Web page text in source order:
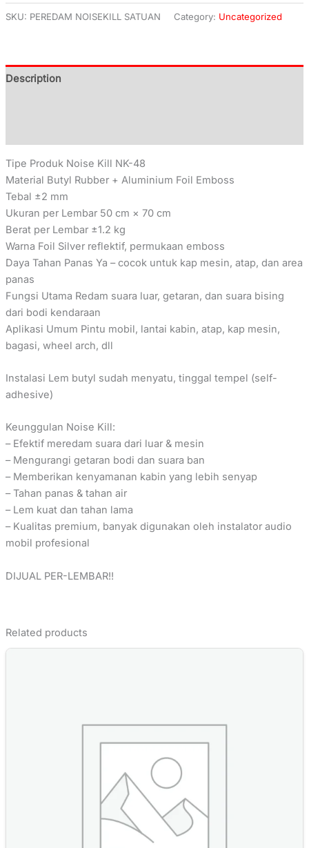
SKU: PEREDAM NOISEKILL SATUAN Category: Uncategorized
Description
Tipe Produk Noise Kill NK-48
Material Butyl Rubber + Aluminium Foil Emboss
Tebal ±2 mm
Ukuran per Lembar 50 cm × 70 cm
Berat per Lembar ±1.2 kg
Warna Foil Silver reflektif, permukaan emboss
Daya Tahan Panas Ya – cocok untuk kap mesin, atap, dan area
panas
Fungsi Utama Redam suara luar, getaran, dan suara bising
dari bodi kendaraan
Aplikasi Umum Pintu mobil, lantai kabin, atap, kap mesin,
bagasi, wheel arch, dll
Instalasi Lem butyl sudah menyatu, tinggal tempel (self-
adhesive)
Keunggulan Noise Kill:
– Efektif meredam suara dari luar & mesin
– Mengurangi getaran bodi dan suara ban
– Memberikan kenyamanan kabin yang lebih senyap
– Tahan panas & tahan air
– Lem kuat dan tahan lama
– Kualitas premium, banyak digunakan oleh instalator audio
mobil profesional
DIJUAL PER-LEMBAR!!
Related products